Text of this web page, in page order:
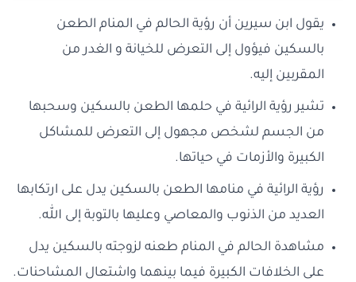
يقول ابن سيرين أن رؤية الحالم في المنام الطعن
بالسكين فيؤول إلى التعرض للخيانة و الغدر من
المقربين إليه.
تشير رؤية الرائية في حلمها الطعن بالسكين وسحبها
من الجسم لشخص مجهول إلى التعرض للمشاكل
الكبيرة والأزمات في حياتها.
رؤية الرائية في منامها الطعن بالسكين يدل على ارتكابها
العديد من الذنوب والمعاصي وعليها بالتوبة إلى الله.
مشاهدة الحالم في المنام طعنه لزوجته بالسكين يدل
على الخلافات الكبيرة فيما بينهما واشتعال المشاحنات.